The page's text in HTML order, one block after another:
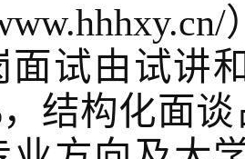
面试由试讲
，结构化面